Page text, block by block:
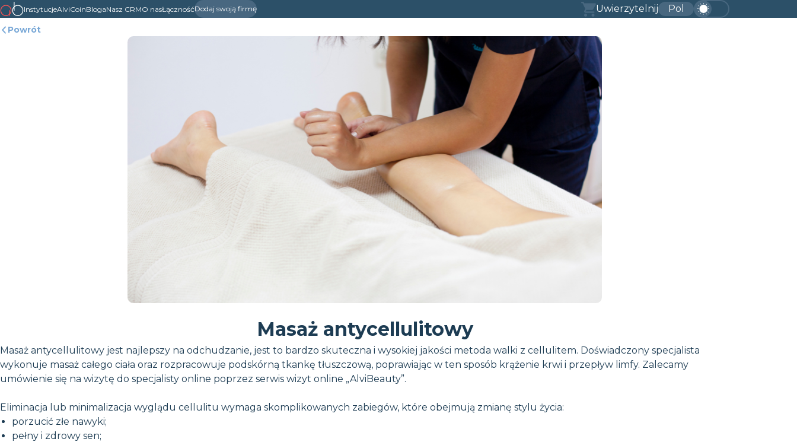
InstytucjeAlviCoinBlogaNasz CRMO nasŁącznośćDodaj swoją firmę Uwierzytelnij Pol
Powrót
Masaż antycellulitowy
Masaż antycellulitowy jest najlepszy na odchudzanie, jest to bardzo skuteczna i wysokiej jakości metoda walki z cellulitem. Doświadczony specjalista
wykonuje masaż całego ciała oraz rozpracowuje podskórną tkankę tłuszczową, poprawiając w ten sposób krążenie krwi i przepływ limfy. Zalecamy
umówienie się na wizytę do specjalisty online poprzez serwis wizyt online „AlviBeauty”.
Eliminacja lub minimalizacja wyglądu cellulitu wymaga skomplikowanych zabiegów, które obejmują zmianę stylu życia:
porzucić złe nawyki;
pełny i zdrowy sen;